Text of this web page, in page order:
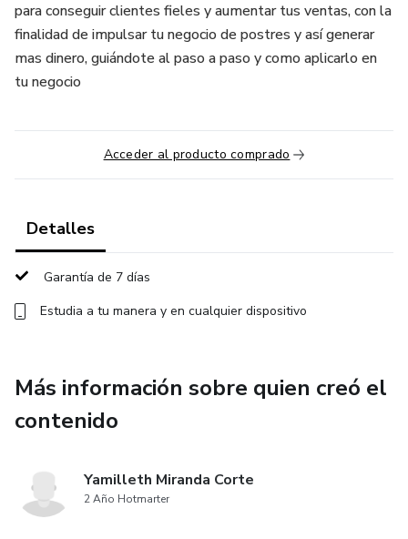
para conseguir clientes fieles y aumentar tus ventas, con la
finalidad de impulsar tu negocio de postres y así generar
mas dinero, guiándote al paso a paso y como aplicarlo en
tu negocio
Acceder al producto comprado
Detalles
Garantía de 7 días
Estudia a tu manera y en cualquier dispositivo
Más información sobre quien creó el
contenido
Yamilleth Miranda Corte
2 Año Hotmarter